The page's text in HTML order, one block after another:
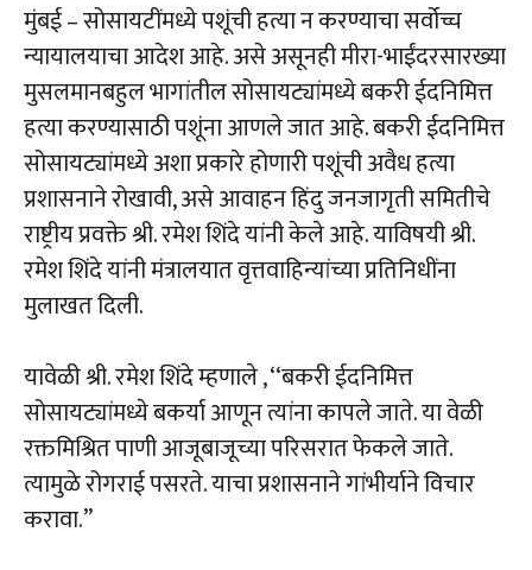
मुंबई – सोसायटींमध्ये पशूंची हत्या न करण्याचा सर्वोच्च
न्यायालयाचा आदेश आहे. असे असूनही मीरा-भाईंदरसारख्या
मुसलमानबहुल भागांतील सोसायट्यांमध्ये बकरी ईदनिमित्त
हत्या करण्यासाठी पशूंना आणले जात आहे. बकरी ईदनिमित्त
सोसायट्यांमध्ये अशा प्रकारे होणारी पशूंची अवैध हत्या
प्रशासनाने रोखावी, असे आवाहन हिंदु जनजागृती समितीचे
राष्ट्रीय प्रवक्ते श्री. रमेश शिंदे यांनी केले आहे. याविषयी श्री.
रमेश शिंदे यांनी मंत्रालयात वृत्तवाहिन्यांच्या प्रतिनिधींना
मुलाखत दिली.
यावेळी श्री. रमेश शिंदे म्हणाले , ‘‘बकरी ईदनिमित्त
सोसायट्यांमध्ये बकर्या आणून त्यांना कापले जाते. या वेळी
रक्तमिश्रित पाणी आजूबाजूच्या परिसरात फेकले जाते.
त्यामुळे रोगराई पसरते. याचा प्रशासनाने गांभीर्याने विचार
करावा.’’